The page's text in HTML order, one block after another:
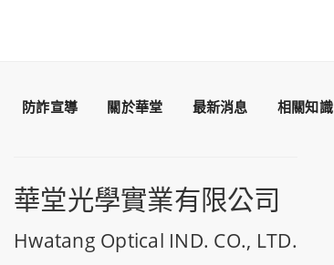
防詐宣導 關於華堂 最新消息 相關知識
華堂光學實業有限公司
Hwatang Optical IND. CO., LTD.